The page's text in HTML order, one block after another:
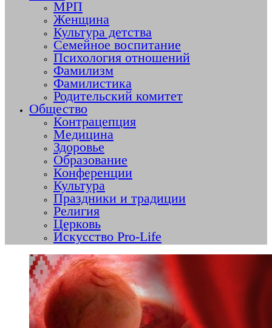
МРП
Женщина
Культура детства
Семейное воспитание
Психология отношений
Фамилизм
Фамилистика
Родительский комитет
Общество
Контрацепция
Медицина
Здоровье
Образование
Конференции
Культура
Праздники и традиции
Религия
Церковь
Искусство Pro-Life